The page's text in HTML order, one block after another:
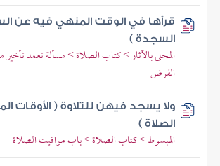
قرأها في الوقت المنهي فيه عن
السجدة )
المحلى بالآثار > كتاب الصلاة > مسألة تعمد تأخير
الفرض
ولا يسجد فيهن للتلاوة ( الأوقات
الصلاة )
المبسوط > كتاب الصلاة > باب مواقيت الصلاة